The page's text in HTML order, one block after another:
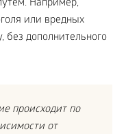
Например,
или вредных
без дополнительного
происходит по
от